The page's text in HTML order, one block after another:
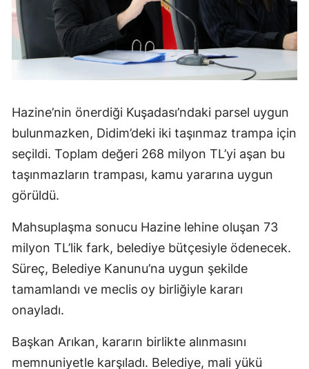
Hazine’nin önerdiği Kuşadası’ndaki parsel uygun
bulunmazken, Didim’deki iki taşınmaz trampa için
seçildi. Toplam değeri 268 milyon TL’yi aşan bu
taşınmazların trampası, kamu yararına uygun
görüldü.
Mahsuplaşma sonucu Hazine lehine oluşan 73
milyon TL’lik fark, belediye bütçesiyle ödenecek.
Süreç, Belediye Kanunu’na uygun şekilde
tamamlandı ve meclis oy birliğiyle kararı
onayladı.
Başkan Arıkan, kararın birlikte alınmasını
memnuniyetle karşıladı. Belediye, mali yükü